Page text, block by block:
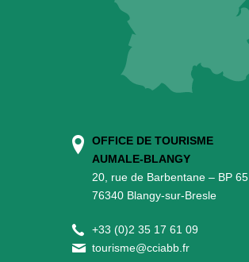
OFFICE DE TOURISME
AUMALE-BLANGY
20, rue de Barbentane – BP 65
76340 Blangy-sur-Bresle
+33 (0)2 35 17 61 09
tourisme@cciabb.fr